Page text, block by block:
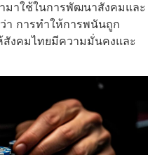
มาใช้ในการพัฒนาสังคมและ
า การทำให้การพนันถูก
งคมไทยมีความมั่นคงและ